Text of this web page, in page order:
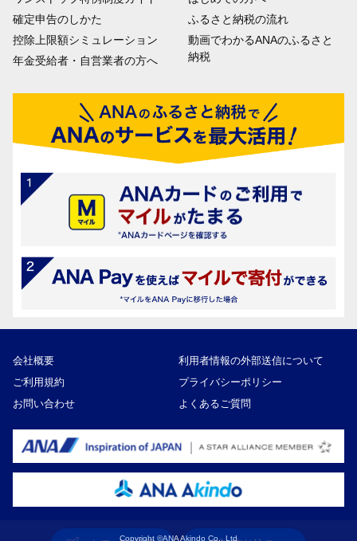
確定申告のしかた
控除上限額シミュレーション
年金受給者・自営業者の方へ
ふるさと納税の流れ
動画でわかるANAのふるさと
納税
会社概要
利用者情報の外部送信について
ご利用規約
プライバシーポリシー
お問い合わせ
よくあるご質問
Copyright ©ANA Akindo Co., Ltd